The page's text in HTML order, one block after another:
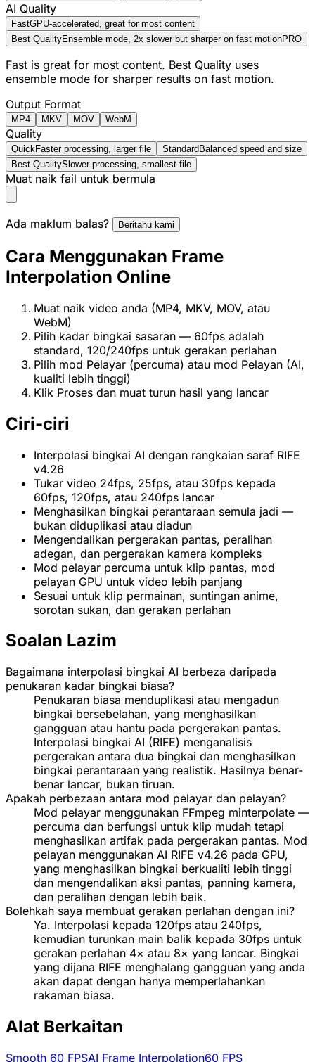
AI Quality
FastGPU-accelerated, great for most content
Best QualityEnsemble mode, 2x slower but sharper on fast motionPRO
Fast is great for most content. Best Quality uses
ensemble mode for sharper results on fast motion.
Output Format
MP4 MKV MOV WebM
Quality
Quick Faster processing, larger file Standard Balanced speed and size
Best QualitySlower processing, smallest file
Muat naik fail untuk bermula
Ada maklum balas? Beritahu kami
Cara Menggunakan Frame
Interpolation Online
Muat naik video anda (MP4, MKV, MOV, atau
WebM)
Pilih kadar bingkai sasaran — 60fps adalah
standard, 120/240fps untuk gerakan perlahan
Pilih mod Pelayar (percuma) atau mod Pelayan (AI,
kualiti lebih tinggi)
Klik Proses dan muat turun hasil yang lancar
Ciri-ciri
Interpolasi bingkai AI dengan rangkaian saraf RIFE
v4.26
Tukar video 24fps, 25fps, atau 30fps kepada
60fps, 120fps, atau 240fps lancar
Menghasilkan bingkai perantaraan semula jadi —
bukan diduplikasi atau diadun
Mengendalikan pergerakan pantas, peralihan
adegan, dan pergerakan kamera kompleks
Mod pelayar percuma untuk klip pantas, mod
pelayan GPU untuk video lebih panjang
Sesuai untuk klip permainan, suntingan anime,
sorotan sukan, dan gerakan perlahan
Soalan Lazim
Bagaimana interpolasi bingkai AI berbeza daripada
penukaran kadar bingkai biasa?
Penukaran biasa menduplikasi atau mengadun
bingkai bersebelahan, yang menghasilkan
gangguan atau hantu pada pergerakan pantas.
Interpolasi bingkai AI (RIFE) menganalisis
pergerakan antara dua bingkai dan menghasilkan
bingkai perantaraan yang realistik. Hasilnya benar-
benar lancar, bukan tiruan.
Apakah perbezaan antara mod pelayar dan pelayan?
Mod pelayar menggunakan FFmpeg minterpolate —
percuma dan berfungsi untuk klip mudah tetapi
menghasilkan artifak pada pergerakan pantas. Mod
pelayan menggunakan AI RIFE v4.26 pada GPU,
yang menghasilkan bingkai berkualiti lebih tinggi
dan mengendalikan aksi pantas, panning kamera,
dan peralihan dengan lebih baik.
Bolehkah saya membuat gerakan perlahan dengan ini?
Ya. Interpolasi kepada 120fps atau 240fps,
kemudian turunkan main balik kepada 30fps untuk
gerakan perlahan 4× atau 8× yang lancar. Bingkai
yang dijana RIFE menghalang gangguan yang anda
akan dapat dengan hanya memperlahankan
rakaman biasa.
Alat Berkaitan
Smooth 60 FPSAI Frame Interpolation60 FPS